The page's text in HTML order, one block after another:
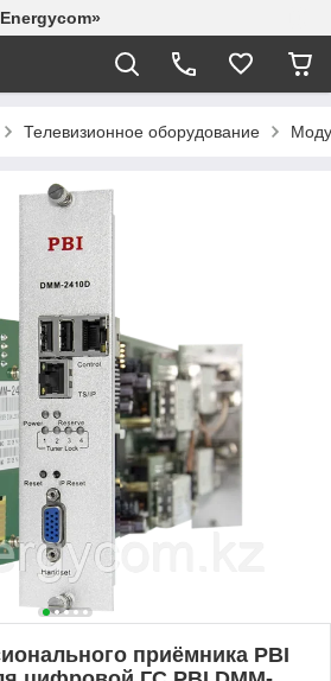
Телевизионное оборудование
приёмника PBI